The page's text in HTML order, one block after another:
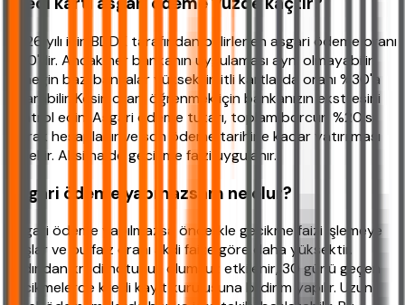
2026 yılı için BDDK tarafından belirlenen asgari ödeme oranı
%20'dir. Ancak her bankanın uygulaması aynı olmayabilir.
Örneğin bazı bankalar yüksek limitli kartlarda oranı %30'a
çıkarabilir. Kesin oranı öğrenmek için bankanızın ekstresini
kontrol edin. Asgari ödeme tutarı, toplam borcun %20'si
olarak hesaplanır ve son ödeme tarihine kadar yatırılması
gerekir. Aksi halde gecikme faizi uygulanır.
Asgari ödeme yapmazsam ne olur?
Asgari ödeme yapılmazsa öncelikle gecikme faizi işlemeye
başlar ve bu faiz oranı akdi faize göre daha yüksektir.
Ardından kredi notunuz olumsuz etkilenir, 30 günü geçen
gecikmelerde kredi kayıt kuruluşuna bildirim yapılır. Uzun